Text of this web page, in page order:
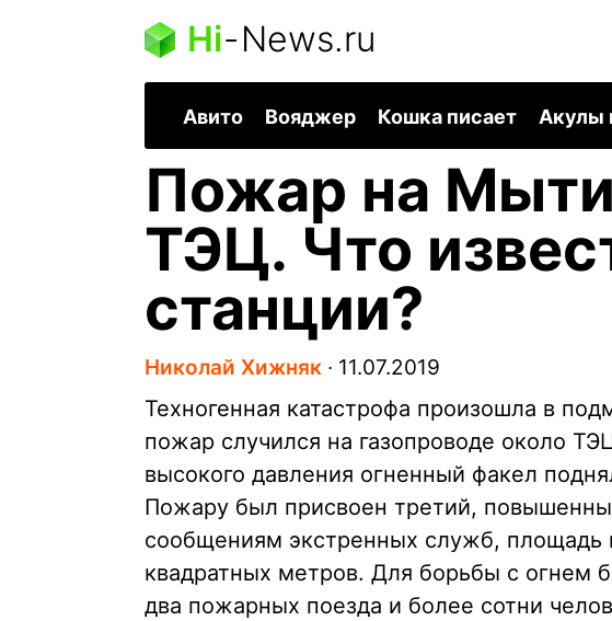
Hi-News.ru
Авито Вояджер Кошка писает Акулы
Пожар на
ТЭЦ. Что
станции?
Николай Хижняк ∙ 11.07.2019
Техногенная катастрофа произошла в
пожар случился на газопроводе около
высокого давления огненный факел
Пожару был присвоен третий,
сообщениям экстренных служб, площадь
квадратных метров. Для борьбы с огнем
два пожарных поезда и более сотни